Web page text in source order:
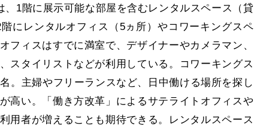
1階に展示可能な部屋を含むレンタルスペース（貸
にレンタルオフィス（5ヵ所）やコワーキングスペ
フィスはすでに満室で、デザイナーやカメラマン、
スタイリストなどが利用している。コワーキングス
。主婦やフリーランスなど、日中働ける場所を探し
高い。「働き方改革」によるサテライトオフィスや
用者が増えることも期待できる。レンタルスペース